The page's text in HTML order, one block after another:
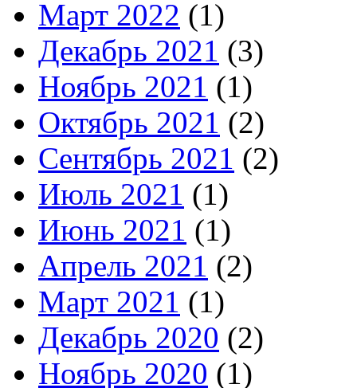
Март 2022 (1)
Декабрь 2021 (3)
Ноябрь 2021 (1)
Октябрь 2021 (2)
Сентябрь 2021 (2)
Июль 2021 (1)
Июнь 2021 (1)
Апрель 2021 (2)
Март 2021 (1)
Декабрь 2020 (2)
Ноябрь 2020 (1)